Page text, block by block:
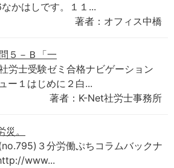
かはしです。１１...
著者：オフィス中橋
５－Ｂ「一
労士受験ゼミ合格ナビゲーション
ー１はじめに２白...
著者：K-Net社労士事務所
。
３分労働ぷちコラムバックナ
www...